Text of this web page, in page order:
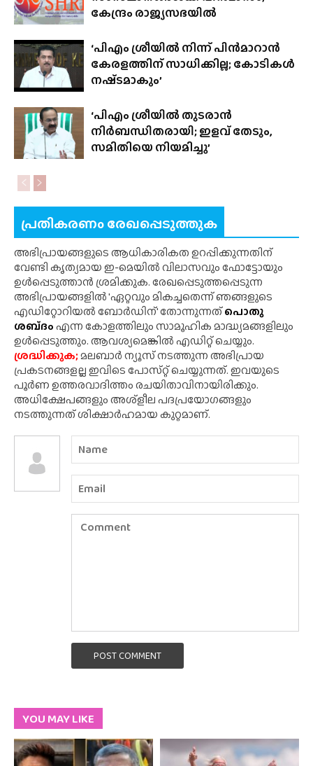
കേന്ദ്രം രാജ്യസഭയിൽ
‘പിഎം ശ്രീയിൽ നിന്ന് പിൻമാറാൻ
കേരളത്തിന് സാധിക്കില്ല; കോടികൾ
നഷ്‌ടമാകും’
‘പിഎം ശ്രീയിൽ തുടരാൻ
നിർബന്ധിതരായി; ഇളവ് തേടും,
സമിതിയെ നിയമിച്ചു’
പ്രതികരണം രേഖപ്പെടുത്തുക
അഭിപ്രായങ്ങളുടെ ആധികാരികത ഉറപ്പിക്കുന്നതിന്
വേണ്ടി കൃത്യമായ ഇ-മെയിൽ വിലാസവും ഫോട്ടോയും
ഉൾപ്പെടുത്താൻ ശ്രമിക്കുക. രേഖപ്പെടുത്തപ്പെടുന്ന
അഭിപ്രായങ്ങളിൽ 'ഏറ്റവും മികച്ചതെന്ന് ഞങ്ങളുടെ
എഡിറ്റോറിയൽ ബോർഡിന്' തോന്നുന്നത്പൊതു
ശബ്‌ദംഎന്ന കോളത്തിലും സാമൂഹിക മാദ്ധ്യമങ്ങളിലും
ഉൾപ്പെടുത്തും. ആവശ്യമെങ്കിൽ എഡിറ്റ് ചെയ്യും.
ശ്രദ്ധിക്കുക;മലബാർ ന്യൂസ് നടത്തുന്ന അഭിപ്രായ
പ്രകടനങ്ങളല്ല ഇവിടെ പോസ്‌റ്റ് ചെയ്യുന്നത്. ഇവയുടെ
പൂർണ ഉത്തരവാദിത്തം രചയിതാവിനായിരിക്കും.
അധിക്ഷേപങ്ങളും അശ്‌ളീല പദപ്രയോഗങ്ങളും
നടത്തുന്നത് ശിക്ഷാർഹമായ കുറ്റമാണ്.
POST COMMENT
YOU MAY LIKE